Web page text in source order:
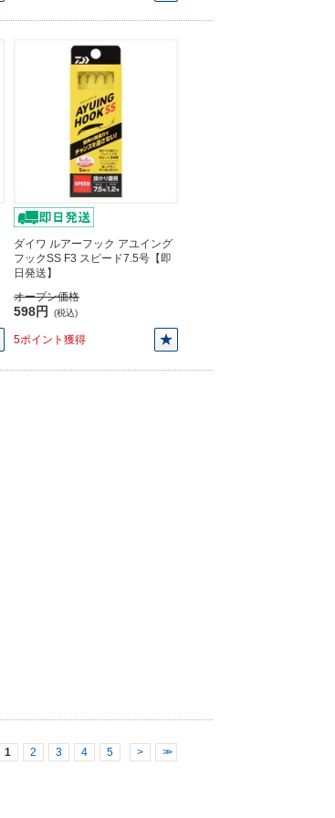
ダイワ ルアーフック アユイング
フックSS F3 スピード7.5号【即
日発送】
オープン価格
598円 (税込)
5ポイント獲得
1 2 3 4 5 > >>